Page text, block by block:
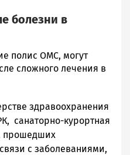
болезни в
полис ОМС, могут
сложного лечения в
здравоохранения
санаторно-курортная
прошедших
с заболеваниями,